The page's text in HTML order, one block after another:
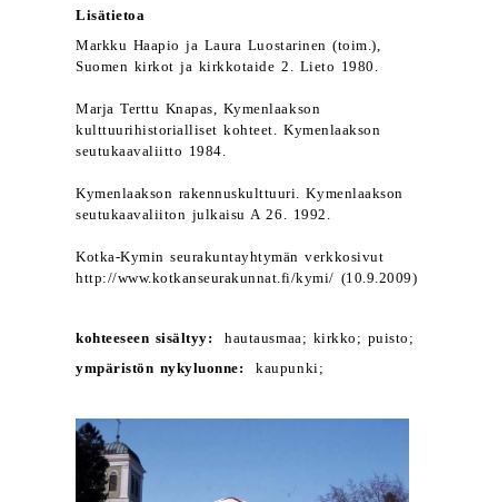
Lisätietoa
Markku Haapio ja Laura Luostarinen (toim.),
Suomen kirkot ja kirkkotaide 2. Lieto 1980.
Marja Terttu Knapas, Kymenlaakson
kulttuurihistorialliset kohteet. Kymenlaakson
seutukaavaliitto 1984.
Kymenlaakson rakennuskulttuuri. Kymenlaakson
seutukaavaliiton julkaisu A 26. 1992.
Kotka-Kymin seurakuntayhtymän verkkosivut
http://www.kotkanseurakunnat.fi/kymi/ (10.9.2009)
kohteeseen sisältyy: hautausmaa; kirkko; puisto;
ympäristön nykyluonne: kaupunki;